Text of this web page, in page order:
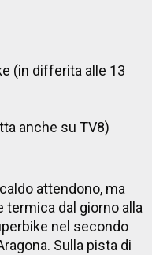
(in differita alle 13
anche su TV8)
attendono, ma
dal giorno alla
nel secondo
Sulla pista di